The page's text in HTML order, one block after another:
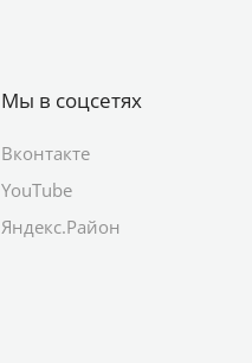
Мы в соцсетях
Вконтакте
YouTube
Яндекс.Район